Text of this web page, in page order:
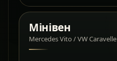
Мінівен
Mercedes Vito / VW Caravelle